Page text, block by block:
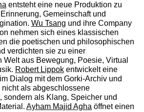
entsteht eine neue Produktion zu
Gemeinschaft und
Wu Tsang und ihre Company
nehmen sich eines klassischen
die poetischen und philosophischen
verdichten sie zu einer
Welt aus Bewegung, Poesie, Virtual
Robert Lippokentwickelt eine
Dialog mit dem Gorki-Archiv und
nicht als abgeschlossene
sondern als Klang, Speicher und
Ayham Majid Aghaöffnet einen